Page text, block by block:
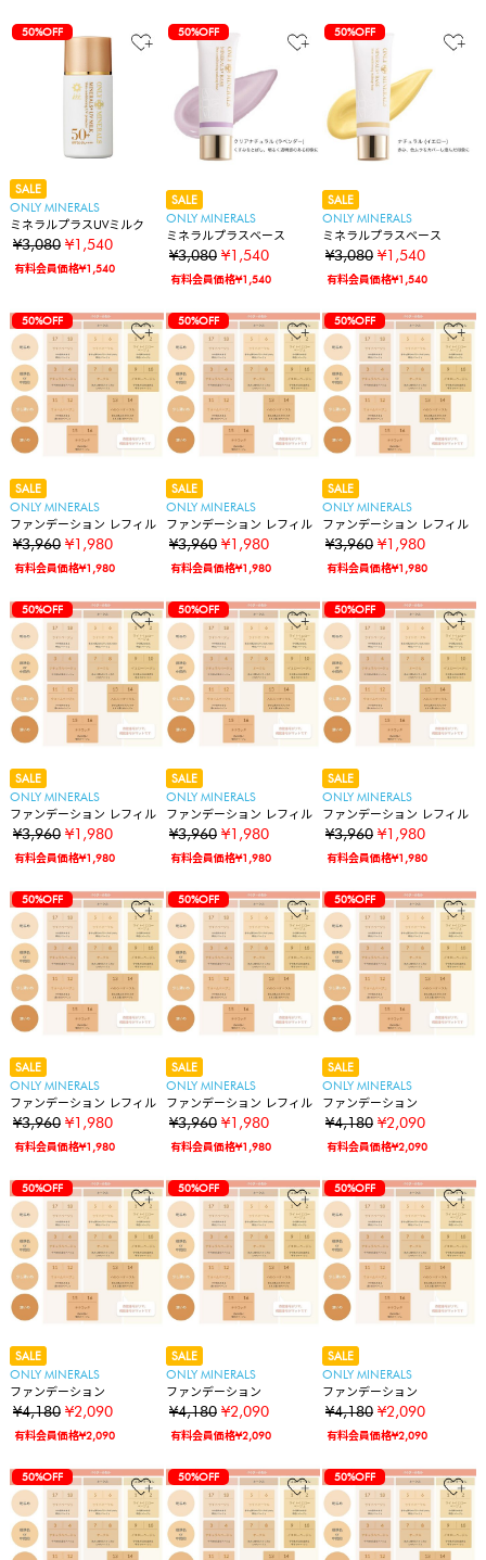
50%OFF
SALE
ONLY MINERALS
ミネラルプラスUVミルク
¥3,080 ¥1,540
有料会員価格¥1,540
50%OFF
SALE
ONLY MINERALS
ミネラルプラスベース
¥3,080 ¥1,540
有料会員価格¥1,540
50%OFF
SALE
ONLY MINERALS
ミネラルプラスベース
¥3,080 ¥1,540
有料会員価格¥1,540
50%OFF
SALE
ONLY MINERALS
ファンデーション レフィル
¥3,960 ¥1,980
有料会員価格¥1,980
50%OFF
SALE
ONLY MINERALS
ファンデーション レフィル
¥3,960 ¥1,980
有料会員価格¥1,980
50%OFF
SALE
ONLY MINERALS
ファンデーション レフィル
¥3,960 ¥1,980
有料会員価格¥1,980
50%OFF
SALE
ONLY MINERALS
ファンデーション レフィル
¥3,960 ¥1,980
有料会員価格¥1,980
50%OFF
SALE
ONLY MINERALS
ファンデーション レフィル
¥3,960 ¥1,980
有料会員価格¥1,980
50%OFF
SALE
ONLY MINERALS
ファンデーション レフィル
¥3,960 ¥1,980
有料会員価格¥1,980
50%OFF
SALE
ONLY MINERALS
ファンデーション レフィル
¥3,960 ¥1,980
有料会員価格¥1,980
50%OFF
SALE
ONLY MINERALS
ファンデーション レフィル
¥3,960 ¥1,980
有料会員価格¥1,980
50%OFF
SALE
ONLY MINERALS
ファンデーション
¥4,180 ¥2,090
有料会員価格¥2,090
50%OFF
SALE
ONLY MINERALS
ファンデーション
¥4,180 ¥2,090
有料会員価格¥2,090
50%OFF
SALE
ONLY MINERALS
ファンデーション
¥4,180 ¥2,090
有料会員価格¥2,090
50%OFF
SALE
ONLY MINERALS
ファンデーション
¥4,180 ¥2,090
有料会員価格¥2,090
50%OFF 50%OFF 50%OFF